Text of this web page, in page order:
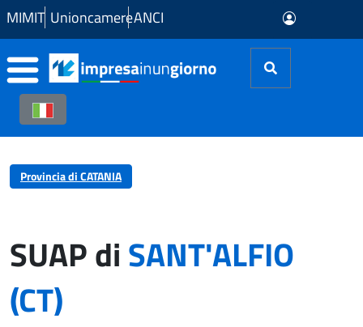
Skip to Main Content
MIMIT UnioncamereANCI
Provincia di CATANIA
SUAP diSANT'ALFIO
(CT)